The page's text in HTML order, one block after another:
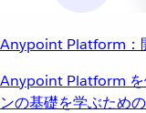
Anypoint Platform：
Anypoint Platform を
ンの基礎を学ぶため